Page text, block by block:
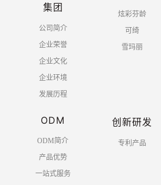
集团
公司简介
企业荣誉
企业文化
企业环境
发展历程
炫彩芬龄
可绮
雪玛丽
ODM
ODM简介
产品优势
一站式服务
创新研发
专利产品